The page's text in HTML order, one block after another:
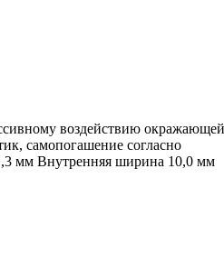
воздействию окражающей
самопогашение согласно
мм Внутренняя ширина 10,0 мм